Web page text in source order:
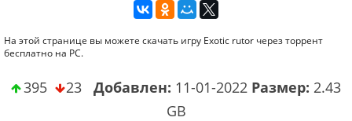
На этой странице вы можете скачать игру Exotic rutor через торрент
бесплатно на PC.
395 23 Добавлен: 11-01-2022 Размер: 2.43
GB